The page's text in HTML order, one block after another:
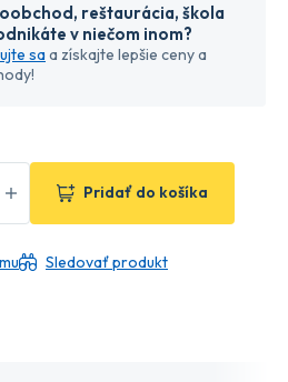
reštaurácia, škola
v niečom inom?
saa získajte lepšie ceny a
Pridať do košíka
Sledovať produkt